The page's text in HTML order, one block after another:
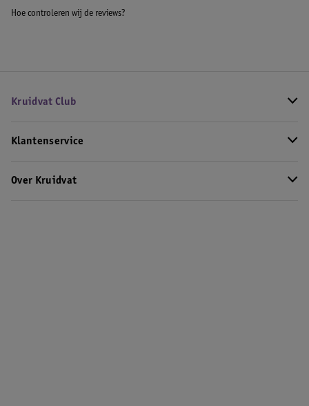
Hoe controleren wij de reviews?
Kruidvat Club
Klantenservice
Over Kruidvat